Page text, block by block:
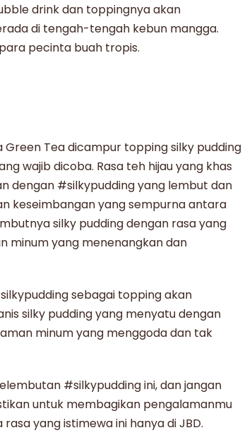
drink dan toppingnya akan
di tengah-tengah kebun mangga.
pecinta buah tropis.
Green Teadicampur topping silky pudding
wajib dicoba. Rasa teh hijau yang khas
dengan #silkypuddingyang lembut dan
keseimbangan yang sempurna antara
silky pudding dengan rasa yang
minum yang menenangkan dan
sebagai topping akan
silky puddingyang menyatu dengan
minum yang menggoda dan tak
#silkypuddingini, dan jangan
untuk membagikan pengalamanmu
yang istimewa ini hanya di JBD.